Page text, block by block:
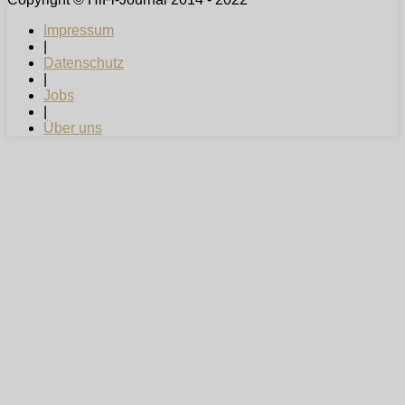
Impressum
Datenschutz
Jobs
Über uns